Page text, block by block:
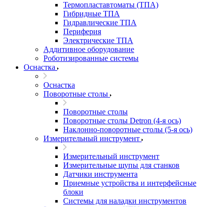
Термопластавтоматы (ТПА)
Гибридные ТПА
Гидравлические ТПА
Периферия
Электрические ТПА
Аддитивное оборудование
Роботизированные системы
Оснастка
Оснастка
Поворотные столы
Поворотные столы
Поворотные столы Detron (4-я ось)
Наклонно-поворотные столы (5-я ось)
Измерительный инструмент
Измерительный инструмент
Измерительные щупы для станков
Датчики инструмента
Приемные устройства и интерфейсные
блоки
Системы для наладки инструментов